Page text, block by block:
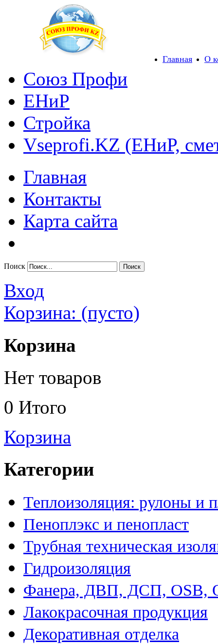
Главная О
Союз Профи
ЕНиР
Стройка
Vseprofi.KZ (ЕНиР,
Главная
Контакты
Карта сайта
Поиск
Вход
Корзина: (пусто)
Корзина
Нет товаров
0 Итого
Корзина
Категории
Теплоизоляция: рулоны и
Пеноплэкс и пенопласт
Трубная техническая
Гидроизоляция
Фанера, ДВП, ДСП, OSB,
Лакокрасочная продукция
Декоративная отделка